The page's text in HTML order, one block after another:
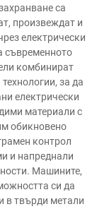
са
произвеждат и
електрически
съвременното
комбинират
за да
електрически
материали с
обикновено
контрол
и напреднали
Машините,
си да
в твърди метали